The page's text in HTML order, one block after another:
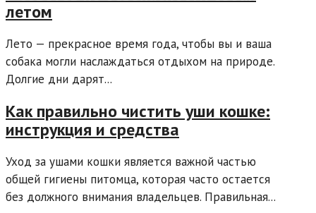
летом
Лето — прекрасное время года, чтобы вы и ваша
собака могли наслаждаться отдыхом на природе.
Долгие дни дарят...
Как правильно чистить уши кошке:
инструкция и средства
Уход за ушами кошки является важной частью
общей гигиены питомца, которая часто остается
без должного внимания владельцев. Правильная...